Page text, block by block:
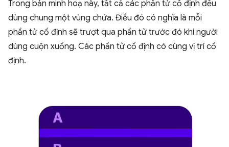
Trong bản minh hoạ này, tất cả các phần tử cố định đều
dùng chung một vùng chứa. Điều đó có nghĩa là mỗi
phần tử cố định sẽ trượt qua phần tử trước đó khi người
dùng cuộn xuống. Các phần tử cố định có cùng vị trí cố
định.